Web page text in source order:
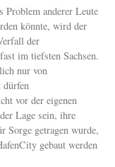
Problem anderer Leute
könnte, wird der
der
im tiefsten Sachsen.
nur von
dürfen
vor der eigenen
Lage sein, ihre
Sorge getragen wurde,
gebaut werden